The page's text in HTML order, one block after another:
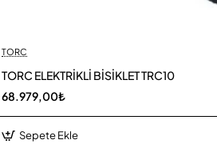
TORC
TORC ELEKTRİKLİ BİSİKLET TRC10
68.979,00₺
Sepete Ekle